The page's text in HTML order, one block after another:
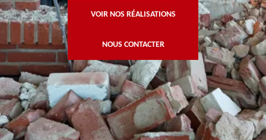
VOIR NOS RÉALISATIONS
NOUS CONTACTER